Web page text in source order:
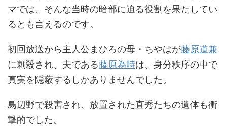
マでは、そんな当時の暗部に迫る役割を果たしてい
るとも言えるのです。
初回放送から主人公まひろの母・ちやはが藤原道兼
に刺殺され、夫である藤原為時は、身分秩序の中で
真実を隠蔽するしかありませんでした。
鳥辺野で殺害され、放置された直秀たちの遺体も衝
撃的でした。